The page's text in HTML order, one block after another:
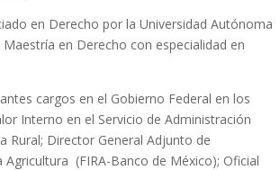
en Derecho por la Universidad Autónoma
en Derecho con especialidad en
cargos en el Gobierno Federal en los
Interno en el Servicio de Administración
Rural; Director General Adjunto de
(FIRA-Banco de México); Oficial